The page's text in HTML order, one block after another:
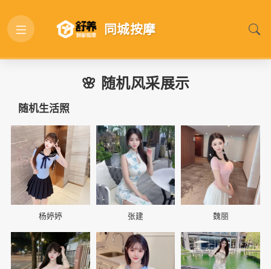
同城按摩
🌸 随机风采展示
随机生活照
📷
杨婷婷
📷
张建
📷
魏丽
📷 📷 📷